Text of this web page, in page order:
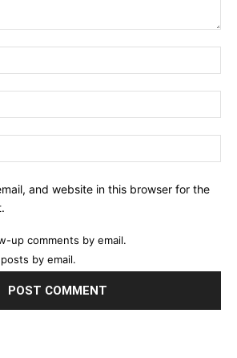
and website in this browser for the
up comments by email.
by email.